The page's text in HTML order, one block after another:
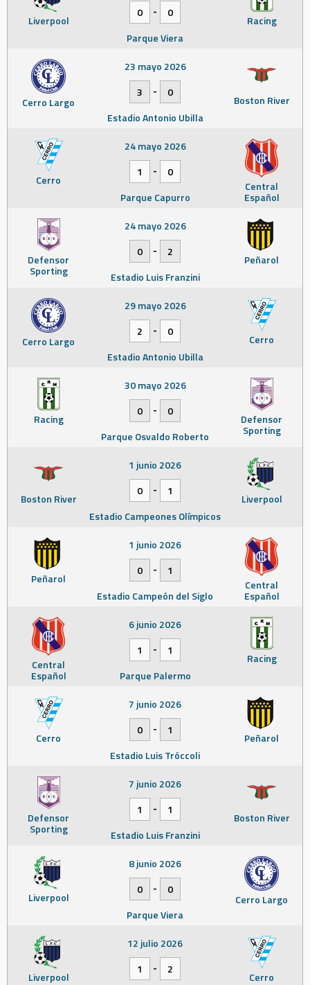
Liverpool Racing
0 -
0
Parque Viera
Cerro Largo Boston River
23 mayo 2026
3
-
0
Estadio Antonio Ubilla
Cerro Central
Español
24 mayo 2026
1
-
0
Parque Capurro
Defensor
Sporting
Peñarol
24 mayo 2026
0
-
2
Estadio Luis Franzini
Cerro Largo Cerro
29 mayo 2026
2
-
0
Estadio Antonio Ubilla
Racing Defensor
Sporting
30 mayo 2026
0
-
0
Parque Osvaldo Roberto
Boston River Liverpool
1 junio 2026
0
-
1
Estadio Campeones Olímpicos
Peñarol Central
Español
1 junio 2026
0
-
1
Estadio Campeón del Siglo
Central
Español
Racing
6 junio 2026
1
-
1
Parque Palermo
Cerro Peñarol
7 junio 2026
0
-
1
Estadio Luis Tróccoli
Defensor
Sporting
Boston River
7 junio 2026
1
-
1
Estadio Luis Franzini
Liverpool Cerro Largo
8 junio 2026
0
-
0
Parque Viera
Liverpool Cerro
12 julio 2026
1
-
2